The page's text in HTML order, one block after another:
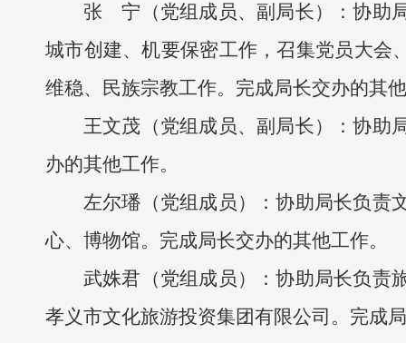
张 宁（党组成员、副局长）：协助
城市创建、机要保密工作，召集党员大会
维稳、民族宗教工作。完成局长交办的其
王文茂（党组成员、副局长）：协助
办的其他工作。
左尔璠（党组成员）：协助局长负责
心、博物馆。完成局长交办的其他工作。
武姝君（党组成员）：协助局长负责
孝义市文化旅游投资集团有限公司。完成